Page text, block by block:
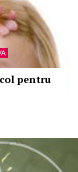
pentru